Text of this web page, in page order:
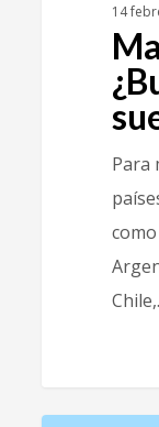
14
Para